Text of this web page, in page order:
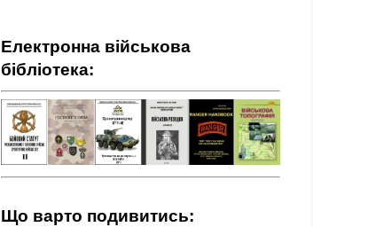
Електронна військова
бібліотека:
Що варто подивитись: